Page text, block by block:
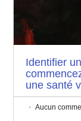
Identifier
une santé
Aucun